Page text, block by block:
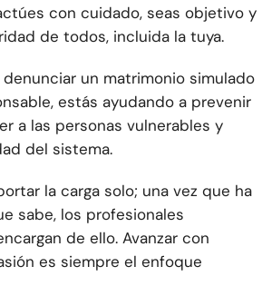
con cuidado, seas objetivo y
de todos, incluida la tuya.
un matrimonio simulado
estás ayudando a prevenir
a las personas vulnerables y
del sistema.
la carga solo; una vez que ha
sabe, los profesionales
de ello. Avanzar con
es siempre el enfoque